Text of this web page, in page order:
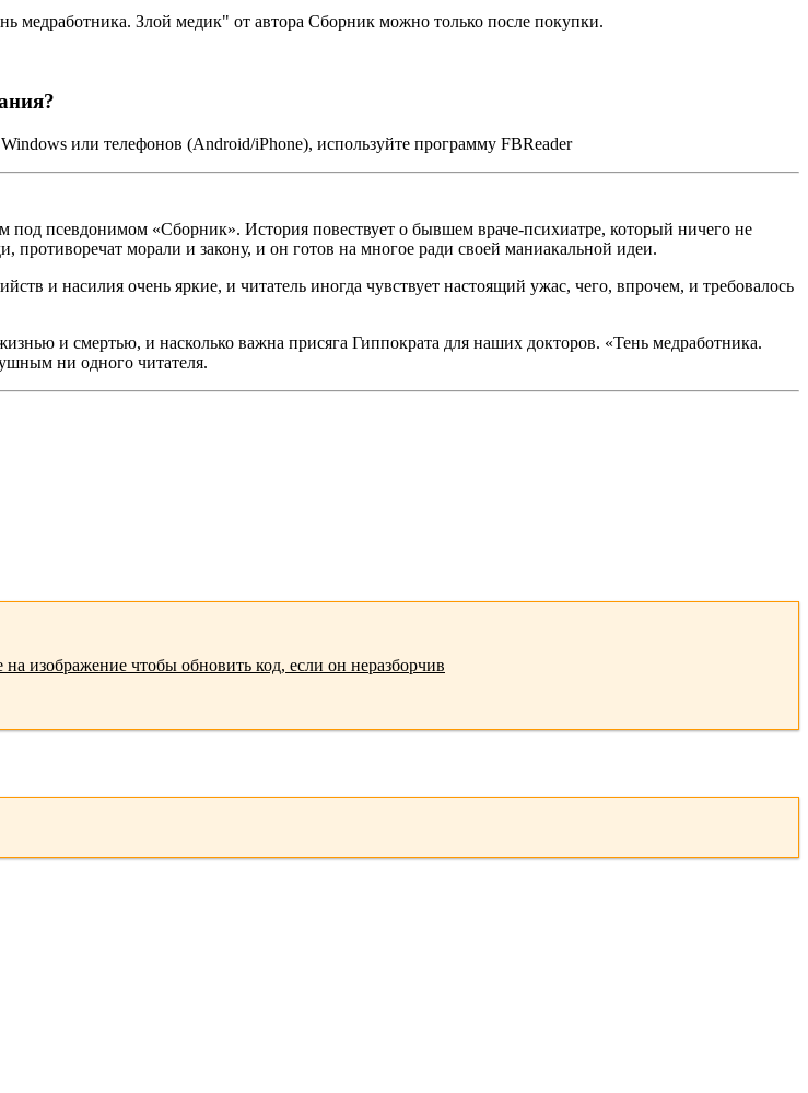
медработника. Злой медик" от автора Сборник можно только после покупки.
или телефонов (Android/iPhone), используйте программу FBReader
под псевдонимом «Сборник». История повествует о бывшем враче-психиатре, который ничего не
морали и закону, и он готов на многое ради своей маниакальной идеи.
и насилия очень яркие, и читатель иногда чувствует настоящий ужас, чего, впрочем, и требовалось
и смертью, и насколько важна присяга Гиппократа для наших докторов. «Тень медработника.
ни одного читателя.